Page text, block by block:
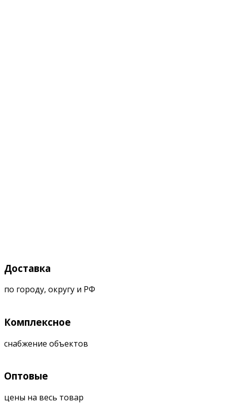
Доставка
по городу, округу и РФ
Комплексное
снабжение объектов
Оптовые
цены на весь товар